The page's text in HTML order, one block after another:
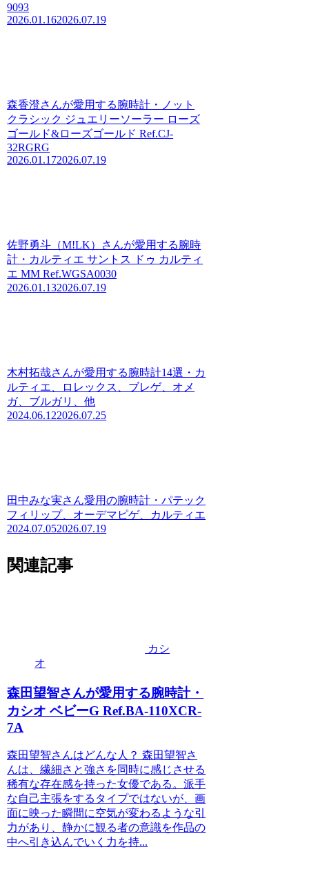
9093
2026.01.162026.07.19
森香澄さんが愛用する腕時計・ノット
クラシック ジュエリーソーラー ローズ
ゴールド&ローズゴールド Ref.CJ-
32RGRG
2026.01.172026.07.19
佐野勇斗（M!LK）さんが愛用する腕時
計・カルティエ サントス ドゥ カルティ
エ MM Ref.WGSA0030
2026.01.132026.07.19
木村拓哉さんが愛用する腕時計14選・カ
ルティエ、ロレックス、ブレゲ、オメ
ガ、ブルガリ、他
2024.06.122026.07.25
田中みな実さん愛用の腕時計・パテック
フィリップ、オーデマピゲ、カルティエ
2024.07.052026.07.19
関連記事
カシ
オ
森田望智さんが愛用する腕時計・
カシオ ベビーG Ref.BA-110XCR-
7A
森田望智さんはどんな人？ 森田望智さ
んは、繊細さと強さを同時に感じさせる
稀有な存在感を持った女優である。派手
な自己主張をするタイプではないが、画
面に映った瞬間に空気が変わるような引
力があり、静かに観る者の意識を作品の
中へ引き込んでいく力を持...